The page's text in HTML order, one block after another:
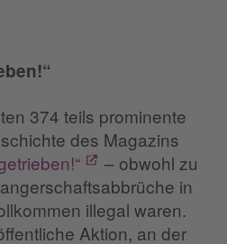
374 teils prominente
des Magazins
– obwohl zu
in
illegal waren.
Aktion, an der